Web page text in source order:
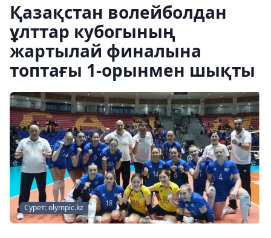
Қазақстан волейболдан
ұлттар кубогының
жартылай финалына
топтағы 1-орынмен шықты
Сурет: olympic.kz